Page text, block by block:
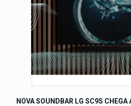
NOVA SOUNDBAR LG SC9S CHEGA